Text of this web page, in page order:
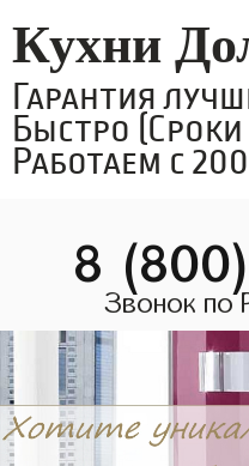
Кухни
Гарантия
Быстро (Сроки
Работаем с
8
Звонок по